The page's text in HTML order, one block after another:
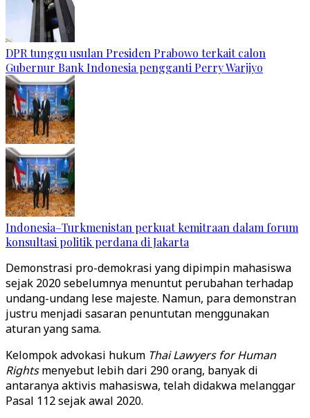
DPR tunggu usulan Presiden Prabowo terkait calon
Gubernur Bank Indonesia pengganti Perry Warjiyo
Indonesia–Turkmenistan perkuat kemitraan dalam forum
konsultasi politik perdana di Jakarta
Demonstrasi pro-demokrasi yang dipimpin mahasiswa
sejak 2020 sebelumnya menuntut perubahan terhadap
undang-undang lese majeste. Namun, para demonstran
justru menjadi sasaran penuntutan menggunakan
aturan yang sama.
Kelompok advokasi hukum Thai Lawyers for Human
Rightsmenyebut lebih dari 290 orang, banyak di
antaranya aktivis mahasiswa, telah didakwa melanggar
Pasal 112 sejak awal 2020.